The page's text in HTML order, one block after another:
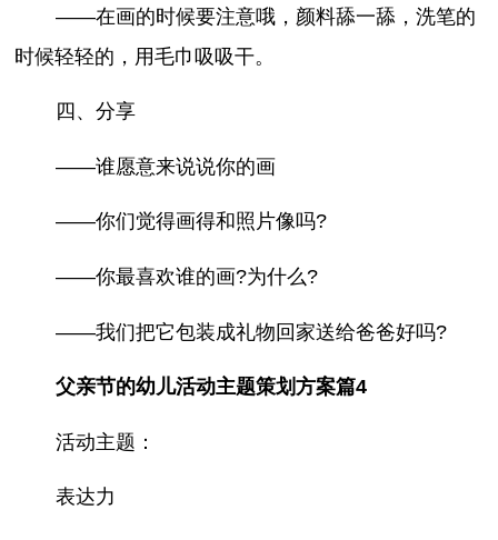
——在画的时候要注意哦，颜料舔一舔，洗笔的
时候轻轻的，用毛巾吸吸干。
四、分享
——谁愿意来说说你的画
——你们觉得画得和照片像吗?
——你最喜欢谁的画?为什么?
——我们把它包装成礼物回家送给爸爸好吗?
父亲节的幼儿活动主题策划方案篇4
活动主题：
表达力